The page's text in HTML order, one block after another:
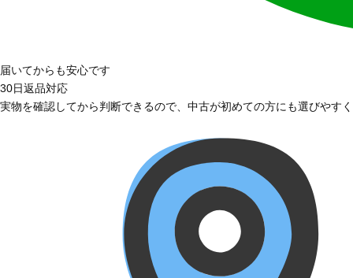
届いてからも安心です
30日返品対応
実物を確認してから判断できるので、中古が初めての方にも選びやす